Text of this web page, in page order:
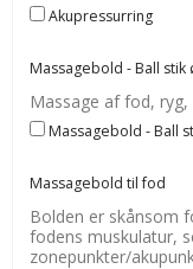
Akupressurring
Massagebold - Ball stik
Massage af fod,
Massagebold - Ball
Massagebold til fod
Bolden er skånsom
fodens muskulatur,
zonepunkter/